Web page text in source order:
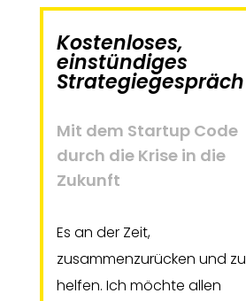
Kostenloses,
einstündiges
Strategiegespräch
Mit dem Startup Code
durch die Krise in die
Zukunft
Es an der Zeit,
zusammenzurücken und zu
helfen. Ich möchte allen